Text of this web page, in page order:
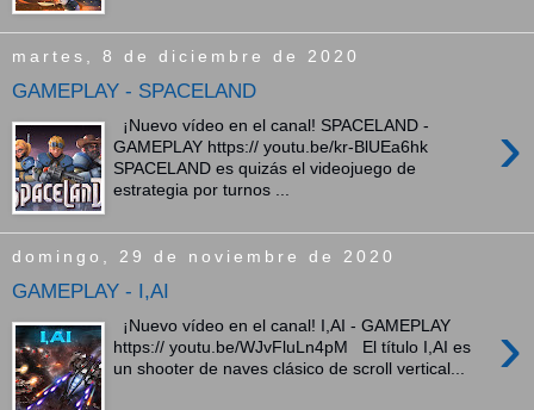
martes, 8 de diciembre de 2020
GAMEPLAY - SPACELAND
›
¡Nuevo vídeo en el canal! SPACELAND -
GAMEPLAY https:// youtu.be/kr-BlUEa6hk
SPACELAND es quizás el videojuego de
estrategia por turnos ...
domingo, 29 de noviembre de 2020
GAMEPLAY - I,AI
›
¡Nuevo vídeo en el canal! I,AI - GAMEPLAY
https:// youtu.be/WJvFluLn4pM El título I,AI es
un shooter de naves clásico de scroll vertical...